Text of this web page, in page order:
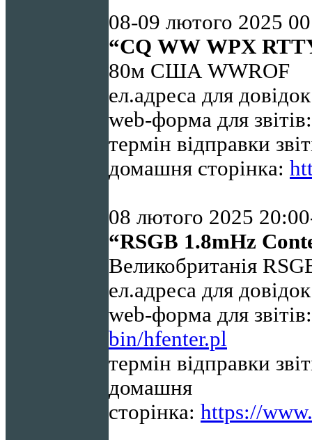
08-09 лютого 2025
“CQ WW WPX
80м США WWROF
ел.адреса для
web-форма для
термін відправки
домашня сторінка:
08 лютого 2025 20:
“RSGB 1.8mHz
Великобританія
ел.адреса для
web-форма для
bin/hfenter.pl
термін відправки
домашня
сторінка: https://